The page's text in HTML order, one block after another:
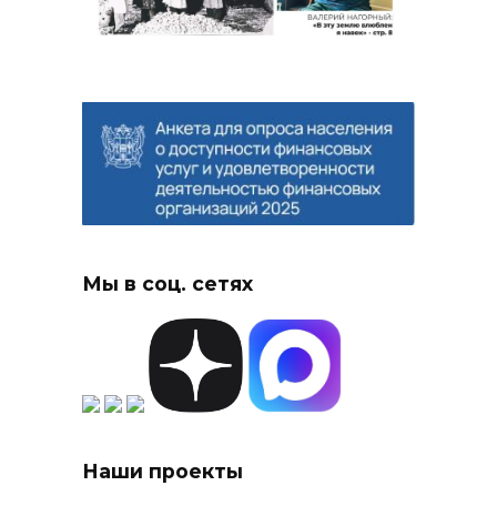
Мы в соц. сетях
Наши проекты